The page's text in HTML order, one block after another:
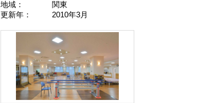
地域：
関東
更新年：
2010年3月